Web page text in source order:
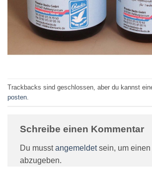
Trackbacks sind geschlossen, aber du kannst
posten
Schreibe einen Kommentar
Du musstangemeldetsein, um einen
abzugeben.